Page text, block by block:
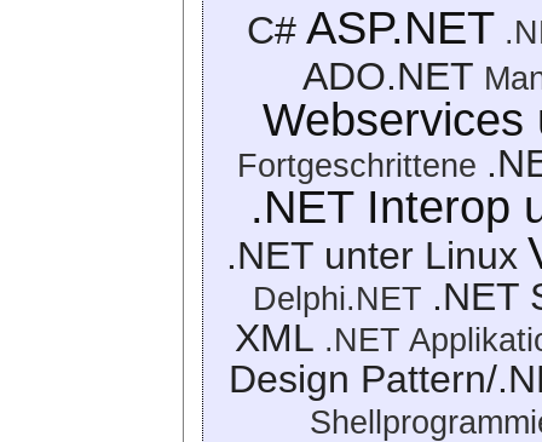
C# ASP.NET
ADO.NET
Webservices
Fortgeschrittene
.NET Interop
.NET unter Linux
Delphi.NET .NET
XML .NET
Design Pattern/